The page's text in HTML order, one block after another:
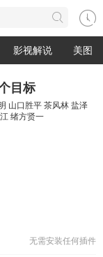
影视解说 美图
目标
山口胜平 茶风林 盐泽
绪方贤一
无需安装任何插件